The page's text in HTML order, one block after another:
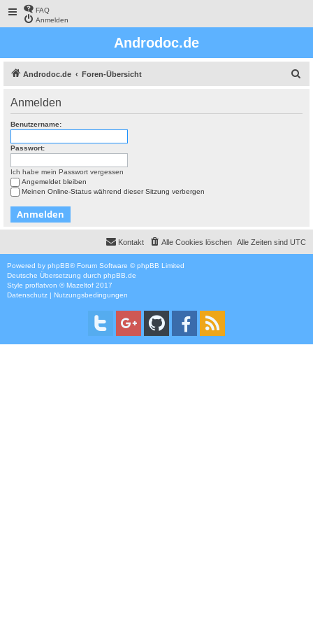
FAQ
Anmelden
Androdoc.de
Androdoc.de Foren-Übersicht
Anmelden
Benutzername:
Passwort:
Ich habe mein Passwort vergessen
Angemeldet bleiben
Meinen Online-Status während dieser Sitzung verbergen
Alle Zeiten sind UTC
Alle Cookies löschen
Kontakt
Powered by phpBB® Forum Software © phpBB Limited
Deutsche Übersetzung durch phpBB.de
Style proflatvon ©Mazeltof 2017
Datenschutz | Nutzungsbedingungen